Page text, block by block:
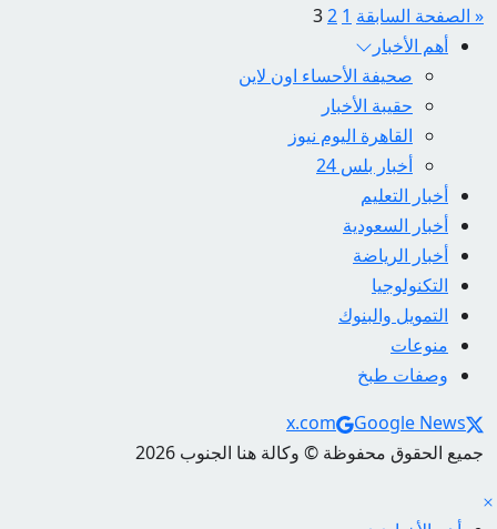
صفحات:
« الصفحة السابقة 1
2
3
أهم الأخبار
صحيفة الأحساء اون لاين
حقيبة الأخبار
القاهرة اليوم نيوز
أخبار بلس 24
أخبار التعليم
أخبار السعودية
أخبار الرياضة
التكنولوجيا
التمويل والبنوك
منوعات
وصفات طبخ
Social Links
x.com
Google News
جميع الحقوق محفوظة © وكالة هنا الجنوب 2026